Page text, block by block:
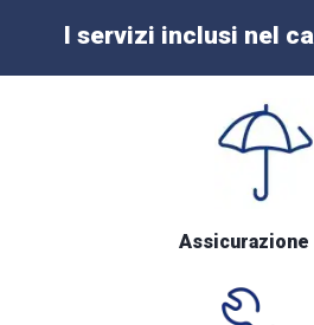
I servizi inclusi nel
Assicurazione